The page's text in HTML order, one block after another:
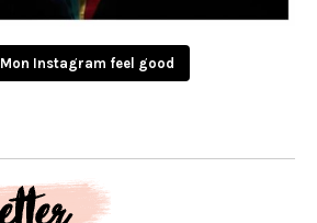
Mon Instagram feel good